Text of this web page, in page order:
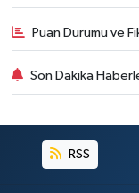
Puan Durumu ve
Son Dakika
RSS